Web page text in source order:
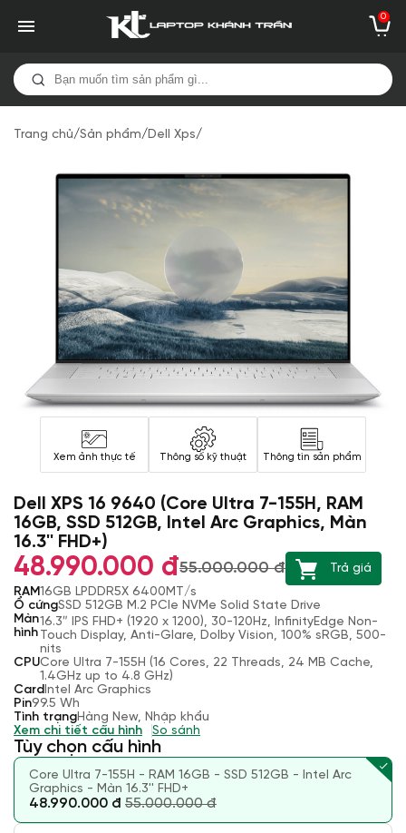
0
Trang chủ/Sản phẩm/Dell Xps/
Xem ảnh thực tế Thông số kỹ thuật Thông tin sản phẩm
Dell XPS 16 9640 (Core Ultra 7-155H, RAM
16GB, SSD 512GB, Intel Arc Graphics, Màn
16.3'' FHD+)
48.990.000 đ55.000.000 đ
Trả giá
RAM16GB LPDDR5X 6400MT/s
Ổ cứngSSD 512GB M.2 PCIe NVMe Solid State Drive
Màn
hình
16.3″ IPS FHD+ (1920 x 1200), 30-120Hz, InfinityEdge Non-
Touch Display, Anti-Glare, Dolby Vision, 100% sRGB, 500-
nits
CPUCore Ultra 7-155H (16 Cores, 22 Threads, 24 MB Cache,
1.4GHz up to 4.8 GHz)
Card Intel Arc Graphics
Pin99.5 Wh
Tình trạngHàng New, Nhập khẩu
Xem chi tiết cấu hình
So sánh
Tùy chọn cấu hình
Core Ultra 7-155H - RAM 16GB - SSD 512GB - Intel Arc
Graphics - Màn 16.3'' FHD+
48.990.000 đ 55.000.000 đ